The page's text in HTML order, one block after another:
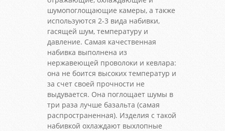
шумопоглощающие камеры, а также
используются 2-3 вида набивки,
гасящей шум, температуру и
давление. Самая качественная
набивка выполнена из
нержавеющей проволоки и кевлара:
она не боится высоких температур и
за счет своей прочности не
выдувается. Она поглощает шумы в
три раза лучше базальта (самая
распространенная). Изделия с такой
набивкой охлаждают выхлопные